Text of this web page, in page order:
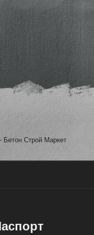
Строй Маркет